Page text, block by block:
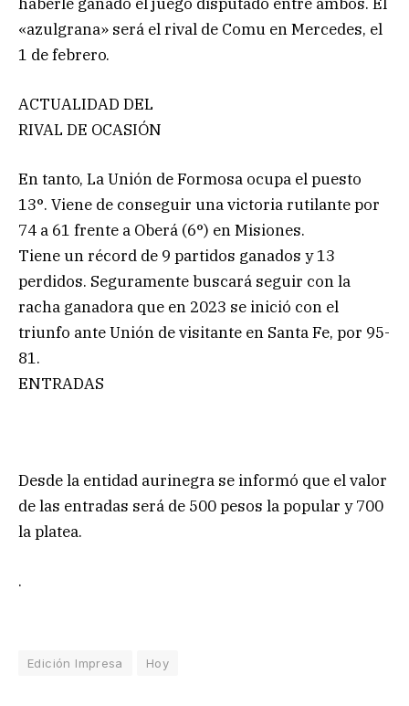
«azulgrana» será el rival de Comu en Mercedes, el
1 de febrero.
ACTUALIDAD DEL
RIVAL DE OCASIÓN
En tanto, La Unión de Formosa ocupa el puesto
13°. Viene de conseguir una victoria rutilante por
74 a 61 frente a Oberá (6°) en Misiones.
Tiene un récord de 9 partidos ganados y 13
perdidos. Seguramente buscará seguir con la
racha ganadora que en 2023 se inició con el
triunfo ante Unión de visitante en Santa Fe, por 95-
81.
ENTRADAS
Desde la entidad aurinegra se informó que el valor
de las entradas será de 500 pesos la popular y 700
la platea.
.
Edición Impresa Hoy